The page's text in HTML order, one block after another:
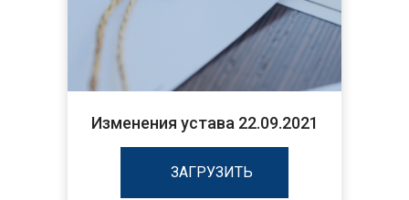
Изменения устава 22.09.2021
ЗАГРУЗИТЬ